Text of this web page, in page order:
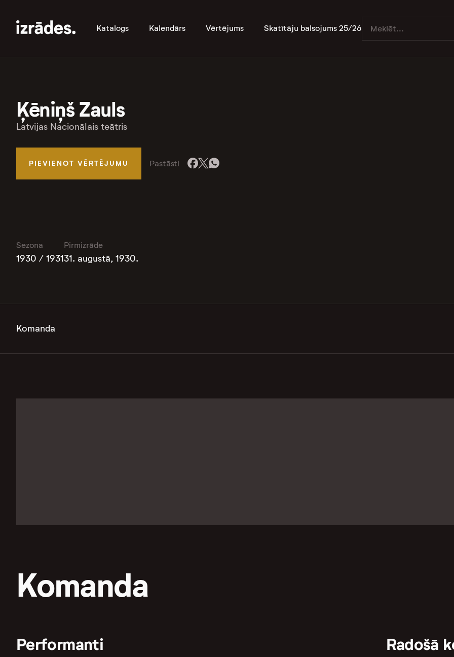
Katalogs Kalendārs Vērtējums Skatītāju balsojums 25/26
Ķēniņš Zauls
Latvijas Nacionālais teātris
PIEVIENOT VĒRTĒJUMU Pastāsti
Sezona
1930 / 1931
Pirmizrāde
31. augustā, 1930.
Komanda
Komanda
Performanti Radošā